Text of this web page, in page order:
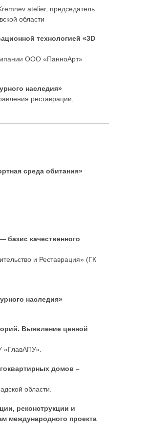
atelier, председатель
области
технологией «3D
ООО «ПанноАрт»
наследия»
реставрации,
среда обитания»
базис качественного
и Реставрация» (ГК
наследия»
Выявление ценной
«ГлавАПУ».
домов –
области.
реконструкции и
международного проекта